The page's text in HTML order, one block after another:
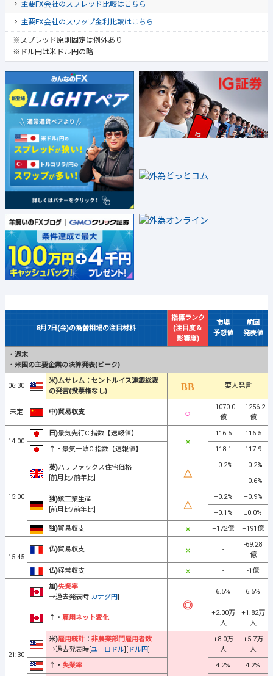
主要FX会社のスプレッド比較はこちら
主要FX会社のスワップ金利比較はこちら
※スプレッド原則固定は例外あり
※ドル円は米ドル円の略
8月7日(金)の為替相場の注目材料
指標ランク
(注目度＆
影響度)
市場
予想値
前回
発表値
・ 週末
・ 米国の主要企業の決算発表(ピーク)
06:30
米)ムサレム：セントルイス連銀総裁
の発言(投票権なし)
要人発言
未定 中)貿易収支
+1070.0
億
+1256.2
億
14:00
日)景気先行CI指数【速報値】 116.5
116.5
↑・ 景気一致CI指数【速報値】 118.1 117.9
15:00
英)ハリファックス住宅価格
[前月比/前年比]
+0.2%
+0.2%
-
+0.6%
独)鉱工業生産
[前月比/前年比]
+0.2%
+0.9%
+0.1%
±0.0%
独)貿易収支 +172億 +191億
15:45
仏)貿易収支 -
-69.28
億
仏)経常収支 - -1億
21:30
加)失業率
→過去発表時[カナダ円]
6.5% 6.5%
↑・ 雇用ネット変化
+2.00万
人
+1.82万
人
米)雇用統計 ： 非農業部門雇用者数
→過去発表時[ユーロドル][ ドル円]
+8.0万
人
+5.7万
人
↑・ 失業率 4.2% 4.2%